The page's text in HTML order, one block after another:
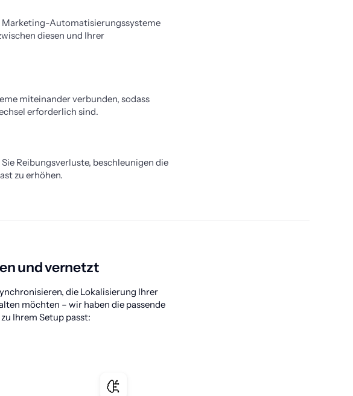
Marketing-Automatisierungssysteme
diesen und Ihrer
miteinander verbunden, sodass
erforderlich sind.
Reibungsverluste, beschleunigen die
zu erhöhen.
und vernetzt
die Lokalisierung Ihrer
möchten – wir haben die passende
Ihrem Setup passt: